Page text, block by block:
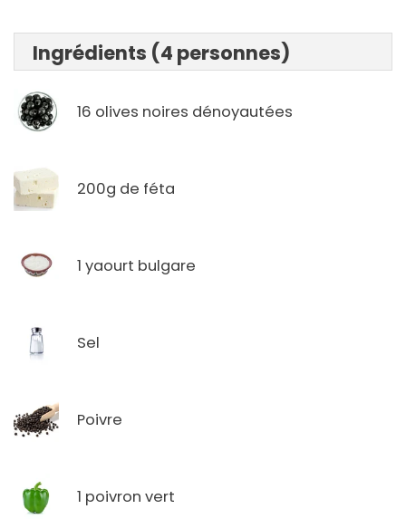
Ingrédients (4 personnes)
16 olives noires dénoyautées
200g de féta
1 yaourt bulgare
Sel
Poivre
1 poivron vert